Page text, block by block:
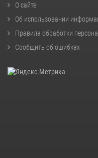
О сайте
Об использовании
Правила обработки
Сообщить об ошибках